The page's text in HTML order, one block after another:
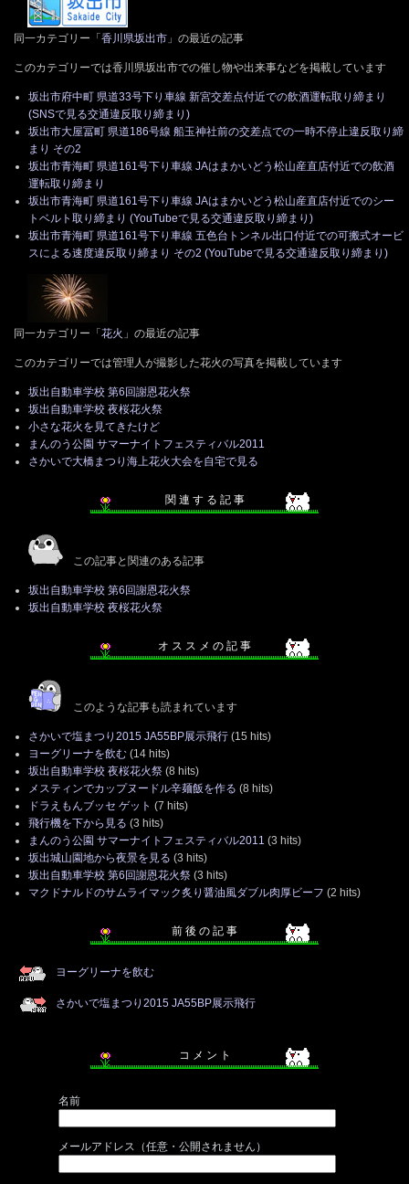
同一カテゴリー「香川県坂出市 」の最近の記事
このカテゴリーでは香川県坂出市での催し物や出来事などを掲載しています
坂出市府中町 県道33号下り車線 新宮交差点付近での飲酒運転取り締まり
(SNSで見る交通違反取り締まり)
坂出市大屋冨町 県道186号線 船玉神社前の交差点での一時不停止違反取り締
まり その2
坂出市青海町 県道161号下り車線 JAはまかいどう松山産直店付近での飲酒
運転取り締まり
坂出市青海町 県道161号下り車線 JAはまかいどう松山産直店付近でのシー
トベルト取り締まり (YouTubeで見る交通違反取り締まり)
坂出市青海町 県道161号下り車線 五色台トンネル出口付近での可搬式オービ
スによる速度違反取り締まり その2 (YouTubeで見る交通違反取り締まり)
同一カテゴリー「花火 」の最近の記事
このカテゴリーでは管理人が撮影した花火の写真を掲載しています
坂出自動車学校 第6回謝恩花火祭
坂出自動車学校 夜桜花火祭
小さな花火を見てきたけど
まんのう公園 サマーナイトフェスティバル2011
さかいで大橋まつり海上花火大会を自宅で見る
関 連 す る 記 事
この記事と関連のある記事
坂出自動車学校 第6回謝恩花火祭
坂出自動車学校 夜桜花火祭
オ ス ス メ の 記 事
このような記事も読まれています
さかいで塩まつり2015 JA55BP展示飛行 (15 hits)
ヨーグリーナを飲む (14 hits)
坂出自動車学校 夜桜花火祭 (8 hits)
メスティンでカップヌードル辛麺飯を作る (8 hits)
ドラえもんブッセ ゲット (7 hits)
飛行機を下から見る (3 hits)
まんのう公園 サマーナイトフェスティバル2011 (3 hits)
坂出城山園地から夜景を見る (3 hits)
坂出自動車学校 第6回謝恩花火祭 (3 hits)
マクドナルドのサムライマック炙り醤油風ダブル肉厚ビーフ (2 hits)
前 後 の 記 事
ヨーグリーナを飲む
さかいで塩まつり2015 JA55BP展示飛行
コ メ ン ト
名前
メールアドレス（任意・公開されません）